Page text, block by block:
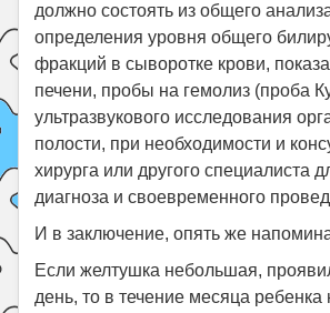
должно состоять из общего
определения уровня общего
фракций в сыворотке крови,
печени, пробы на гемолиз (проба
ультразвукового исследования
полости, при необходимости и
хирурга или другого специалиста
диагноза и своевременного
И в заключение, опять же
Если желтушка небольшая,
день, то в течение месяца ребенка